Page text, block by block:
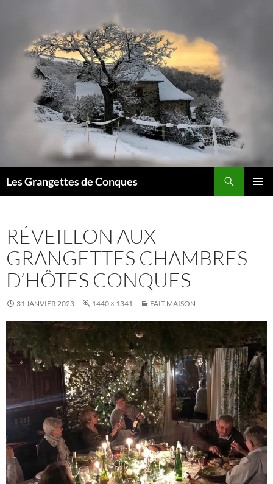
Les Grangettes de Conques
RÉVEILLON AUX
GRANGETTES CHAMBRES
D’HÔTES CONQUES
31 JANVIER 2023 1440 × 1341 FAIT MAISON